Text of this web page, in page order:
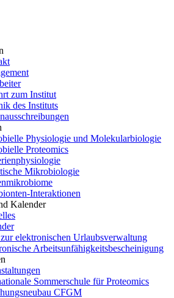
zum Institut
des Instituts
Physiologie und Molekularbiologie
Proteomics
Mikrobiologie
Interaktionen
Kalender
elektronischen Urlaubsverwaltung
Arbeitsunfähigkeitsbescheinigung
Sommerschule für Proteomics
CFGM